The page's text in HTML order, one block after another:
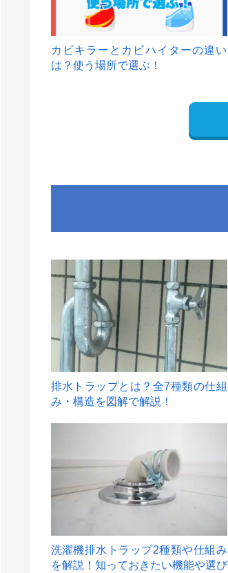
カビキラーとカビハイターの違い
は？使う場所で選ぶ！
1
排水トラップとは？全7種類の仕組
み・構造を図解で解説！
洗濯機排水トラップ2種類や仕組み
を解説！知っておきたい機能や選び